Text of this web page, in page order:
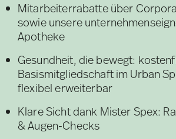
Mitarbeiterrabatte über
sowie unsere
Apotheke
Gesundheit, die bewegt:
Basismitgliedschaft im Urban
flexibel erweiterbar
Klare Sicht dank Mister Spex:
& Augen-Checks